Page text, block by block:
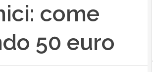
come
50 euro